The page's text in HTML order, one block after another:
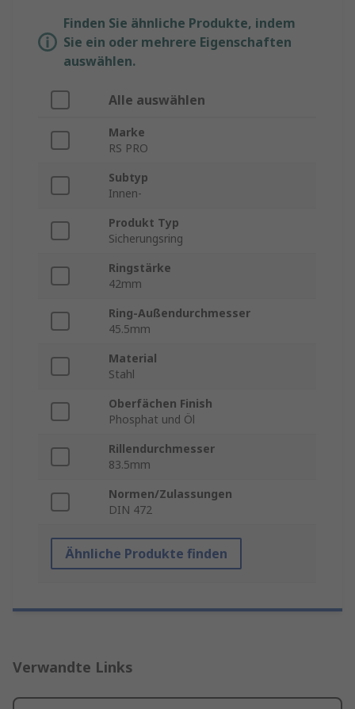
Finden Sie ähnliche Produkte, indem
Sie ein oder mehrere Eigenschaften
auswählen.
Alle auswählen
Marke
RS PRO
Subtyp
Innen-
Produkt Typ
Sicherungsring
Ringstärke
42mm
Ring-Außendurchmesser
45.5mm
Material
Stahl
Oberfächen Finish
Phosphat und Öl
Rillendurchmesser
83.5mm
Normen/Zulassungen
DIN 472
Ähnliche Produkte finden
Verwandte Links